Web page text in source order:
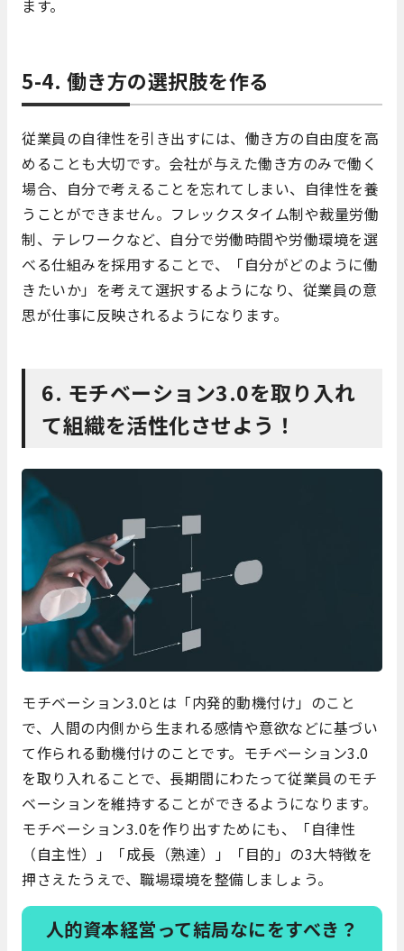
ます。
5-4. 働き方の選択肢を作る
従業員の自律性を引き出すには、働き方の自由度を高
めることも大切です。会社が与えた働き方のみで働く
場合、自分で考えることを忘れてしまい、自律性を養
うことができません。フレックスタイム制や裁量労働
制、テレワークなど、自分で労働時間や労働環境を選
べる仕組みを採用することで、「自分がどのように働
きたいか」を考えて選択するようになり、従業員の意
思が仕事に反映されるようになります。
6. モチベーション3.0を取り入れ
て組織を活性化させよう！
モチベーション3.0とは「内発的動機付け」のこと
で、人間の内側から生まれる感情や意欲などに基づい
て作られる動機付けのことです。モチベーション3.0
を取り入れることで、長期間にわたって従業員のモチ
ベーションを維持することができるようになります。
モチベーション3.0を作り出すためにも、「自律性
（自主性）」「成長（熟達）」「目的」の3大特徴を
押さえたうえで、職場環境を整備しましょう。
人的資本経営って結局なにをすべき？